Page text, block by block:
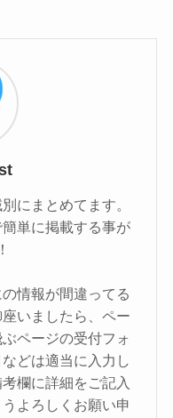
にまとめてます。
単に掲載する事が
情報が間違ってる
いましたら、ペー
ページの受付フォ
どは適当に入力し
欄に詳細をご記入
よろしくお願い申